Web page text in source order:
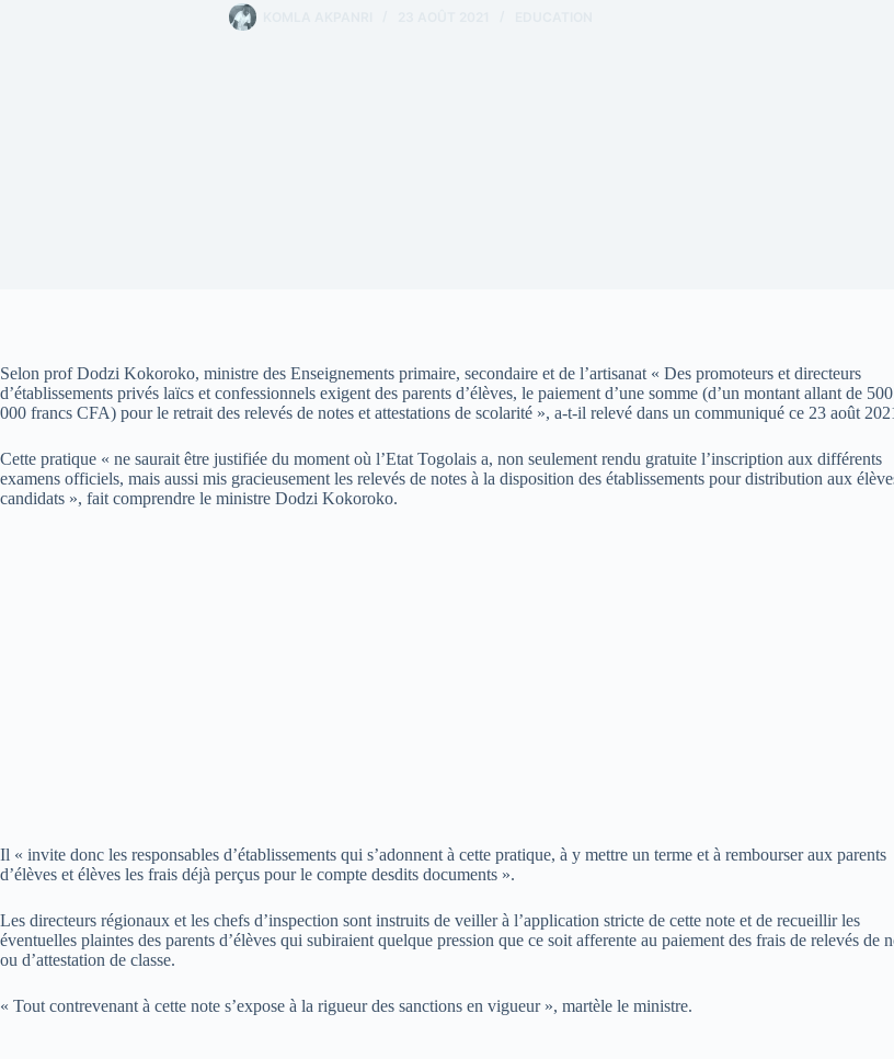
Selon prof Dodzi Kokoroko, ministre des Enseignements primaire, secondaire et de l’artisanat « Des promoteurs et directeurs
d’établissements privés laïcs et confessionnels exigent des parents d’élèves, le paiement d’une somme (d’un montant allant de
000 francs CFA) pour le retrait des relevés de notes et attestations de scolarité », a-t-il relevé dans un communiqué ce 23 août
Cette pratique « ne saurait être justifiée du moment où l’Etat Togolais a, non seulement rendu gratuite l’inscription aux différents
examens officiels, mais aussi mis gracieusement les relevés de notes à la disposition des établissements pour distribution aux
candidats », fait comprendre le ministre Dodzi Kokoroko.
Il « invite donc les responsables d’établissements qui s’adonnent à cette pratique, à y mettre un terme et à rembourser aux parents
d’élèves et élèves les frais déjà perçus pour le compte desdits documents ».
Les directeurs régionaux et les chefs d’inspection sont instruits de veiller à l’application stricte de cette note et de recueillir les
éventuelles plaintes des parents d’élèves qui subiraient quelque pression que ce soit afferente au paiement des frais de relevés de
ou d’attestation de classe.
« Tout contrevenant à cette note s’expose à la rigueur des sanctions en vigueur », martèle le ministre.